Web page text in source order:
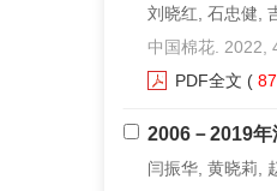
刘晓红, 石忠健,
中国棉花. 2022,
PDF全文 ( 87
2006－2019
闫振华, 黄晓莉,